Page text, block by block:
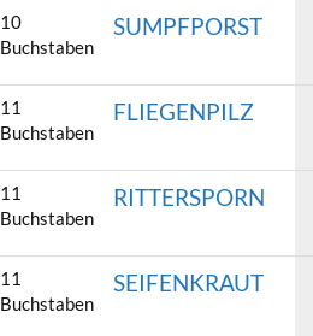
10
Buchstaben
SUMPFPORST
11
Buchstaben
FLIEGENPILZ
11
Buchstaben
RITTERSPORN
11
Buchstaben
SEIFENKRAUT